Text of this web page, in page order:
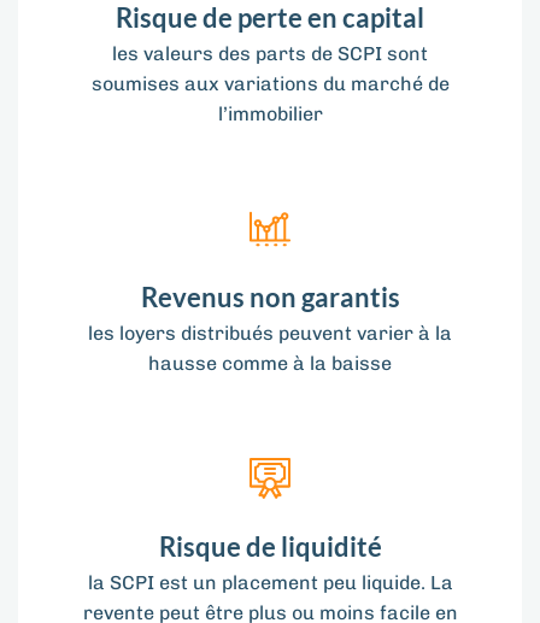
Risque de perte en capital
les valeurs des parts de SCPI sont
soumises aux variations du marché de
l’immobilier
Revenus non garantis
les loyers distribués peuvent varier à la
hausse comme à la baisse
Risque de liquidité
la SCPI est un placement peu liquide. La
revente peut être plus ou moins facile en